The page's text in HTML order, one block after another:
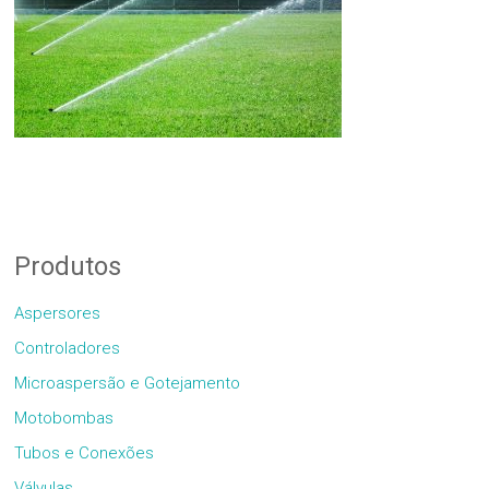
Produtos
Aspersores
Controladores
Microaspersão e Gotejamento
Motobombas
Tubos e Conexões